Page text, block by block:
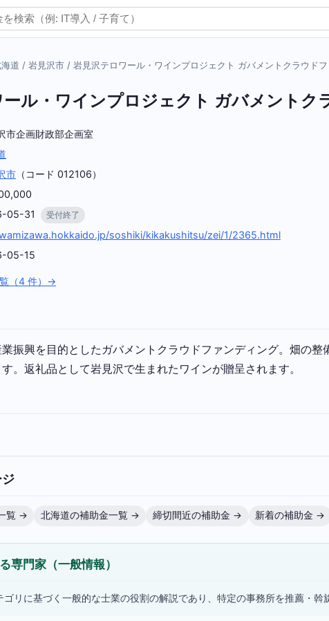
道 / 岩見沢市 / 岩見沢テロワール・ワインプロジェクト ガバメントクラウド
ル・ワインプロジェクト ガバメントク
市企画財政部企画室
市 （コード 012106）
05-31 受付終了
soshiki/kikakushitsu/zei/1/2365.html
05-15
（4 件）→
振興を目的としたガバメントクラウドファンディング。畑の
。返礼品として岩見沢で生まれたワインが贈呈されます。
覧 → 北海道の補助金一覧 → 締切間近の補助金 → 新着の補助金 →
専門家（一般情報）
ゴリに基づく一般的な士業の役割の解説であり、特定の事務所を推薦・斡